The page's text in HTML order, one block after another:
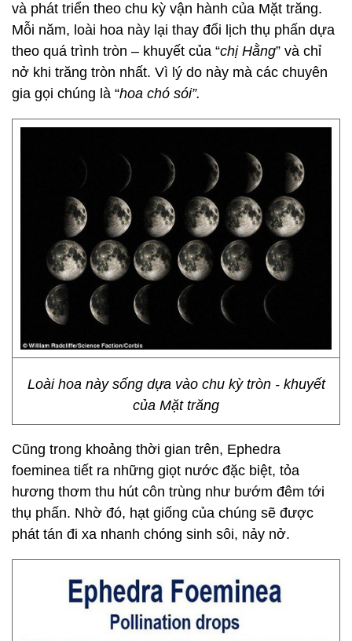
và phát triển theo chu kỳ vận hành của Mặt trăng.
Mỗi năm, loài hoa này lại thay đổi lịch thụ phấn dựa
theo quá trình tròn – khuyết của “chị Hằng” và chỉ
nở khi trăng tròn nhất. Vì lý do này mà các chuyên
gia gọi chúng là “hoa chó sói”.
Loài hoa này sống dựa vào chu kỳ tròn - khuyết
của Mặt trăng
Cũng trong khoảng thời gian trên, Ephedra
foeminea tiết ra những giọt nước đặc biệt, tỏa
hương thơm thu hút côn trùng như bướm đêm tới
thụ phấn. Nhờ đó, hạt giống của chúng sẽ được
phát tán đi xa nhanh chóng sinh sôi, nảy nở.